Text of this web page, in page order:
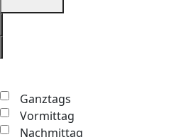
öffnen
Filter
Filter
entfernen
Filter
schließen
Ganztags
Vormittag
Nachmittag